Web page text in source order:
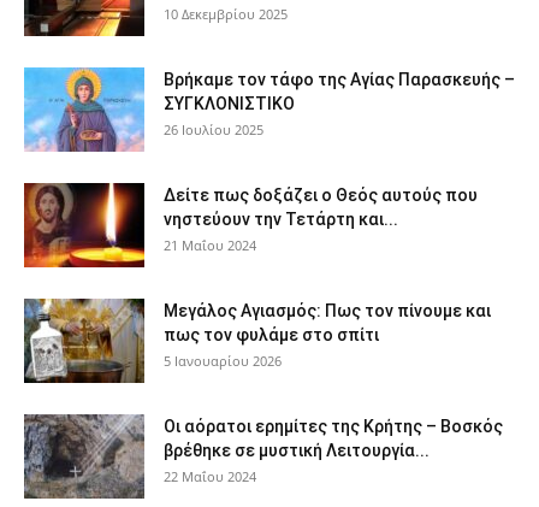
10 Δεκεμβρίου 2025
Βρήκαμε τον τάφο της Αγίας Παρασκευής –
ΣΥΓΚΛΟΝΙΣΤΙΚΟ
26 Ιουλίου 2025
Δείτε πως δοξάζει ο Θεός αυτούς που
νηστεύουν την Τετάρτη και...
21 Μαΐου 2024
Μεγάλος Αγιασμός: Πως τον πίνουμε και
πως τον φυλάμε στο σπίτι
5 Ιανουαρίου 2026
Οι αόρατοι ερημίτες της Κρήτης – Βοσκός
βρέθηκε σε μυστική Λειτουργία...
22 Μαΐου 2024